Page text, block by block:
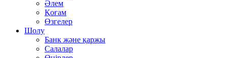
Әлем
Қоғам
Өзгелер
Шолу
Банк және қаржы
Салалар